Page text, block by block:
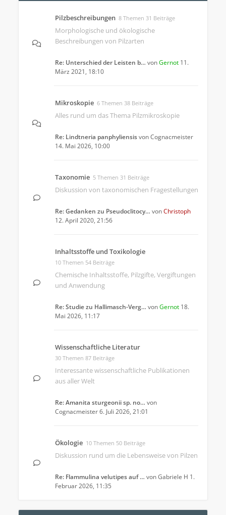
Pilzbeschreibungen 8 Themen 31 Beiträge
Morphologische und ökologische
Beschreibungen von Pilzarten
Re: Unterschied der Leisten b… vonGernot 11.
März 2021, 18:10
Mikroskopie 6 Themen 38 Beiträge
Alles rund um das Thema Pilzmikroskopie
Re: Lindtneria panphyliensisvonCognacmeister
14. Mai 2026, 10:00
Taxonomie 5 Themen 31 Beiträge
Diskussion von taxonomischen Fragestellungen
Re: Gedanken zu Pseudoclitocy… vonChristoph
12. April 2020, 21:56
Inhaltsstoffe und Toxikologie
10 Themen 54 Beiträge
Chemische Inhaltsstoffe, Pilzgifte, Vergiftungen
und Anwendung
Re: Studie zu Hallimasch-Verg… vonGernot 18.
Mai 2026, 11:17
Wissenschaftliche Literatur
30 Themen 87 Beiträge
Interessante wissenschaftliche Publikationen
aus aller Welt
Re: Amanita sturgeonii sp. no… von
Cognacmeister6. Juli 2026, 21:01
Ökologie 10 Themen 50 Beiträge
Diskussion rund um die Lebensweise von Pilzen
Re: Flammulina velutipes auf … vonGabriele H 1.
Februar 2026, 11:35